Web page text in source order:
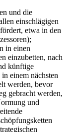
und die
einschlägigen
etwa in den
in einen
einzubetten, nach
künftige
einem nächsten
werden, bevor
gebracht werden,
und